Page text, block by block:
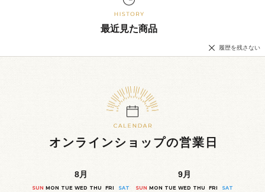
最近見た商品
履歴を残さない
オンラインショップの営業日
8月
SUN MON TUE WED THU FRI SAT
9月
SUN MON TUE WED THU FRI SAT